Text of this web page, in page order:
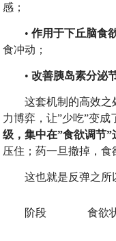
感；
•作用于下丘脑食
食冲动；
•改善胰岛素分泌
这套机制的高效之
力博弈，让”少吃”变
级，集中在”食欲调节”
压住；药一旦撤掉，食
这也就是反弹之所
阶段 食欲